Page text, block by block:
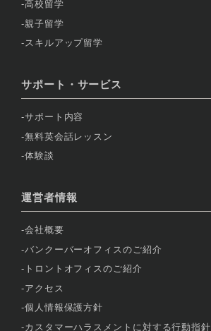
高校留学
親子留学
スキルアップ留学
サポート・サービス
サポート内容
無料英会話レッスン
体験談
運営者情報
会社概要
バンクーバーオフィスのご紹介
トロントオフィスのご紹介
アクセス
個人情報保護方針
カスタマーハラスメントに対する行動指針